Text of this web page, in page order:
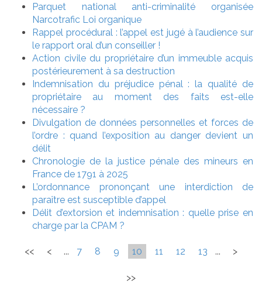
Parquet national anti-criminalité organisée
Narcotrafic Loi organique
Rappel procédural : l’appel est jugé à l’audience sur
le rapport oral d’un conseiller !
Action civile du propriétaire d’un immeuble acquis
postérieurement à sa destruction
Indemnisation du préjudice pénal : la qualité de
propriétaire au moment des faits est-elle
nécessaire ?
Divulgation de données personnelles et forces de
l’ordre : quand l’exposition au danger devient un
délit
Chronologie de la justice pénale des mineurs en
France de 1791 à 2025
L’ordonnance prononçant une interdiction de
paraître est susceptible d’appel
Délit d’extorsion et indemnisation : quelle prise en
charge par la CPAM ?
<< < ... 7 8 9 10 11 12 13 ... >
>>